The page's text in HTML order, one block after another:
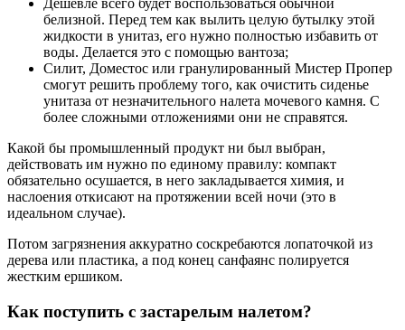
Дешевле всего будет воспользоваться обычной
белизной. Перед тем как вылить целую бутылку этой
жидкости в унитаз, его нужно полностью избавить от
воды. Делается это с помощью вантоза;
Силит, Доместос или гранулированный Мистер Пропер
смогут решить проблему того, как очистить сиденье
унитаза от незначительного налета мочевого камня. С
более сложными отложениями они не справятся.
Какой бы промышленный продукт ни был выбран,
действовать им нужно по единому правилу: компакт
обязательно осушается, в него закладывается химия, и
наслоения откисают на протяжении всей ночи (это в
идеальном случае).
Потом загрязнения аккуратно соскребаются лопаточкой из
дерева или пластика, а под конец санфаянс полируется
жестким ершиком.
Как поступить с застарелым налетом?